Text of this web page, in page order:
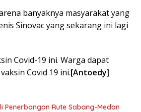
banyaknya masyarakat yang
Sinovac yang sekarang ini lagi
Covid-19 ini. Warga dapat
Covid 19 ini.[Antoedy]
Rute Sabang-Medan